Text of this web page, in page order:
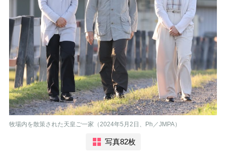
牧場内を散策された天皇ご一家（2024年5月2日、Ph／JMPA）
写真82枚